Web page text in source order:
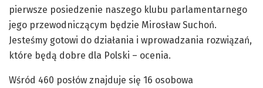
pierwsze posiedzenie naszego klubu parlamentarnego
jego przewodniczącym będzie Mirosław Suchoń.
Jesteśmy gotowi do działania i wprowadzania rozwiązań,
które będą dobre dla Polski – ocenia.
Wśród 460 posłów znajduje się 16 osobowa